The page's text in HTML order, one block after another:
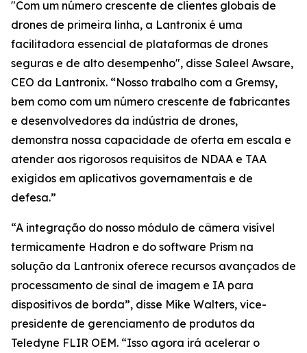
"Com um número crescente de clientes globais de
drones de primeira linha, a Lantronix é uma
facilitadora essencial de plataformas de drones
seguras e de alto desempenho", disse Saleel Awsare,
CEO da Lantronix. “Nosso trabalho com a Gremsy,
bem como com um número crescente de fabricantes
e desenvolvedores da indústria de drones,
demonstra nossa capacidade de oferta em escala e
atender aos rigorosos requisitos de NDAA e TAA
exigidos em aplicativos governamentais e de
defesa.”
“A integração do nosso módulo de câmera visível
termicamente Hadron e do software Prism na
solução da Lantronix oferece recursos avançados de
processamento de sinal de imagem e IA para
dispositivos de borda”, disse Mike Walters, vice-
presidente de gerenciamento de produtos da
Teledyne FLIR OEM. “Isso agora irá acelerar o